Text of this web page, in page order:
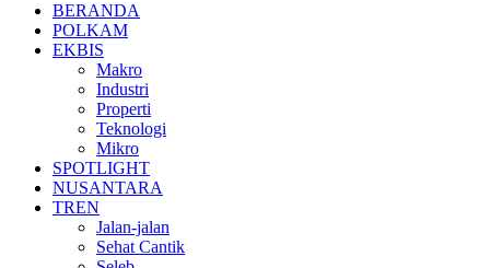
BERANDA
POLKAM
EKBIS
Makro
Industri
Properti
Teknologi
Mikro
SPOTLIGHT
NUSANTARA
TREN
Jalan-jalan
Sehat Cantik